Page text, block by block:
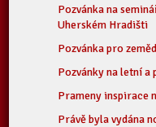
Pozvánka na
Uherském Hradišti
Pozvánka pro
Pozvánky na letní a
Prameny inspirace
Právě byla vydána